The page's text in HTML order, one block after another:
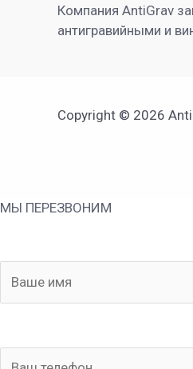
Компания AntiGrav
антигравийными и
Copyright © 2026
МЫ ПЕРЕЗВОНИМ